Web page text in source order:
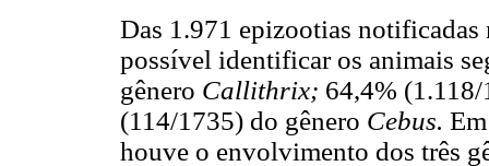
Das 1.971 epizootias
possível identificar os animais
gênero Callithrix; 64,4%
(114/1735) do gênero Cebus.
houve o envolvimento dos três